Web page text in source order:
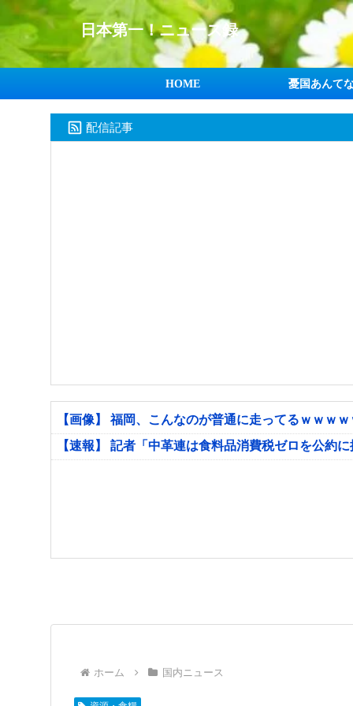
日本第一！ニュース録
HOME 憂国あんて
配信記事
【画像】 福岡、こんなのが普通に走ってるｗｗｗ
【速報】 記者「中革連は食料品消費税ゼロを公約
ホーム 国内ニュース